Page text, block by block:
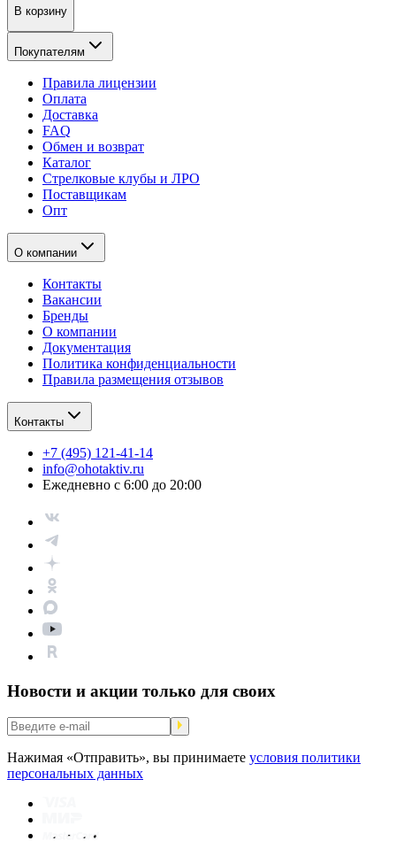
В корзину
Покупателям
Правила лицензии
Оплата
Доставка
FAQ
Обмен и возврат
Каталог
Стрелковые клубы и ЛРО
Поставщикам
Опт
О компании
Контакты
Вакансии
Бренды
О компании
Документация
Политика конфиденциальности
Правила размещения отзывов
Контакты
+7 (495) 121-41-14
info@ohotaktiv.ru
Ежедневно с 6:00 до 20:00
Новости и акции только для своих
Нажимая «Отправить», вы принимаете условия политики
персональных данных